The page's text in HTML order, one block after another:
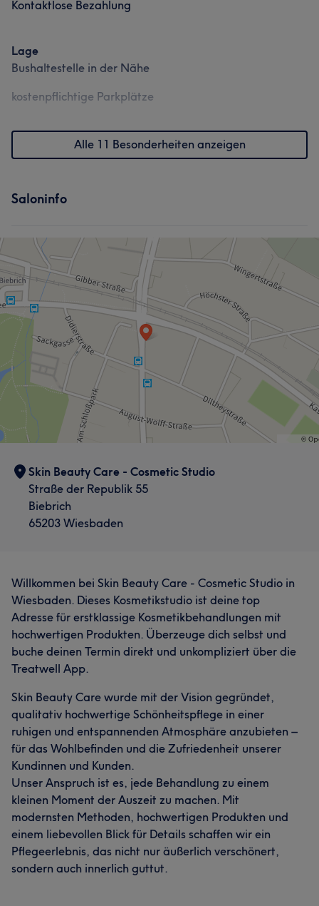
Kontaktlose Bezahlung
Lage
Bushaltestelle in der Nähe
kostenpflichtige Parkplätze
Alle 11 Besonderheiten anzeigen
Saloninfo
Skin Beauty Care - Cosmetic Studio
Straße der Republik 55
Biebrich
65203 Wiesbaden
Willkommen bei Skin Beauty Care - Cosmetic Studio in
Wiesbaden. Dieses Kosmetikstudio ist deine top
Adresse für erstklassige Kosmetikbehandlungen mit
hochwertigen Produkten. Überzeuge dich selbst und
buche deinen Termin direkt und unkompliziert über die
Treatwell App.
Skin Beauty Care wurde mit der Vision gegründet,
qualitativ hochwertige Schönheitspflege in einer
ruhigen und entspannenden Atmosphäre anzubieten –
für das Wohlbefinden und die Zufriedenheit unserer
Kundinnen und Kunden.
Unser Anspruch ist es, jede Behandlung zu einem
kleinen Moment der Auszeit zu machen. Mit
modernsten Methoden, hochwertigen Produkten und
einem liebevollen Blick für Details schaffen wir ein
Pflegeerlebnis, das nicht nur äußerlich verschönert,
sondern auch innerlich guttut.